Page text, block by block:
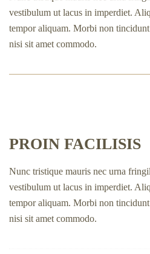
vestibulum ut lacus in imperdiet.
tempor aliquam. Morbi non
nisi sit amet commodo.
PROIN FACILISIS
Nunc tristique mauris nec urna
vestibulum ut lacus in imperdiet.
tempor aliquam. Morbi non
nisi sit amet commodo.